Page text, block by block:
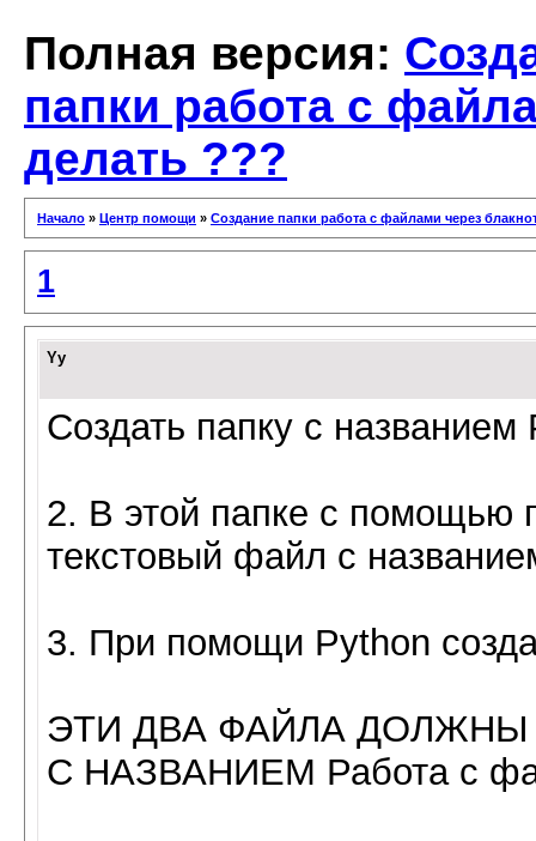
Полная версия:
папки работа с
делать ???
Начало » Центр помощи » Создание папки работа с файлами через
1
Yy
Создать папку с
2. В этой папке с помощью
текстовый файл с
3. При помощи Python
ЭТИ ДВА ФАЙЛА
С НАЗВАНИЕМ Работа с